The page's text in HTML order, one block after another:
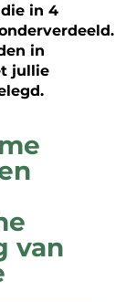
in 4
in
jullie
van